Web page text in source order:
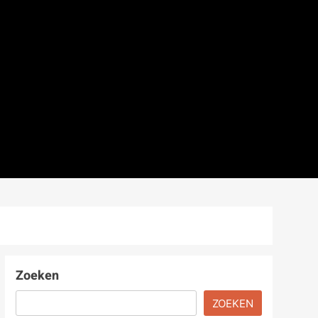
Zoeken
ZOEKEN